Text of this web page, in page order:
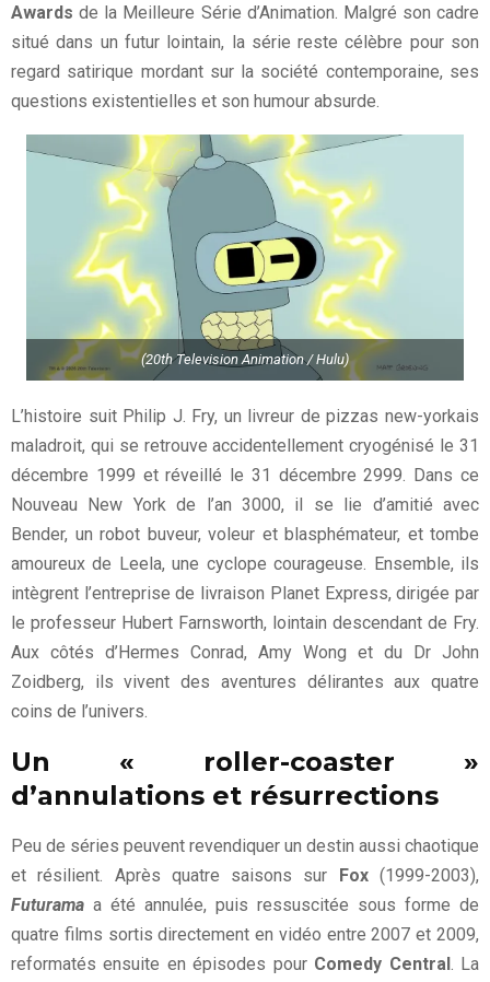
Awards de la Meilleure Série d’Animation. Malgré son cadre
situé dans un futur lointain, la série reste célèbre pour son
regard satirique mordant sur la société contemporaine, ses
questions existentielles et son humour absurde.
(20th Television Animation / Hulu)
L’histoire suit Philip J. Fry, un livreur de pizzas new-yorkais
maladroit, qui se retrouve accidentellement cryogénisé le 31
décembre 1999 et réveillé le 31 décembre 2999. Dans ce
Nouveau New York de l’an 3000, il se lie d’amitié avec
Bender, un robot buveur, voleur et blasphémateur, et tombe
amoureux de Leela, une cyclope courageuse. Ensemble, ils
intègrent l’entreprise de livraison Planet Express, dirigée par
le professeur Hubert Farnsworth, lointain descendant de Fry.
Aux côtés d’Hermes Conrad, Amy Wong et du Dr John
Zoidberg, ils vivent des aventures délirantes aux quatre
coins de l’univers.
Un « roller-coaster »
d’annulations et résurrections
Peu de séries peuvent revendiquer un destin aussi chaotique
et résilient. Après quatre saisons sur Fox(1999-2003),
Futurama a été annulée, puis ressuscitée sous forme de
quatre films sortis directement en vidéo entre 2007 et 2009,
reformatés ensuite en épisodes pour Comedy Central. La